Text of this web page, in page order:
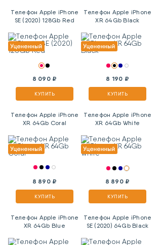
Телефон Apple iPhone
SE (2020) 128Gb Red
8 090 ₽
КУПИТЬ
Телефон Apple iPhone
XR 64Gb Black
8 190 ₽
КУПИТЬ
Телефон Apple iPhone
XR 64Gb Coral
8 890 ₽
КУПИТЬ
Телефон Apple iPhone
XR 64Gb White
8 890 ₽
КУПИТЬ
Телефон Apple iPhone
XR 64Gb Blue
Телефон Apple iPhone
SE (2020) 64Gb Black